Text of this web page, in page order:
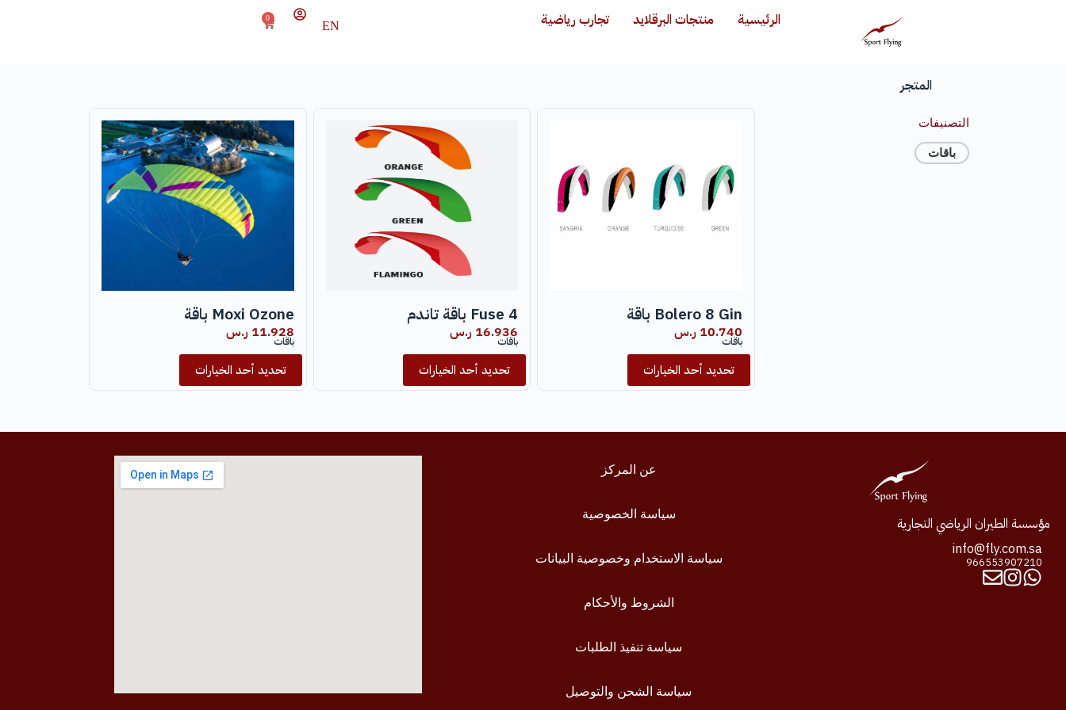
الرئيسية منتجات البرقلايد تجارب رياضية EN
0
المتجر
التصنيفات
باقات
Bolero 8 Gin باقة
10.740 ر.س باقات
تحديد أحد الخيارات
Fuse 4 باقة تاندم
16.936 ر.س باقات
تحديد أحد الخيارات
Moxi Ozone باقة
11.928 ر.س باقات
تحديد أحد الخيارات
مؤسسة الطيران الرياضي التجارية
info@fly.com.sa
966553907210
عن المركز
سياسة الخصوصية
سياسة الاستخدام وخصوصية البيانات
الشروط والأحكام
سياسة تنفيذ الطلبات
سياسة الشحن والتوصيل